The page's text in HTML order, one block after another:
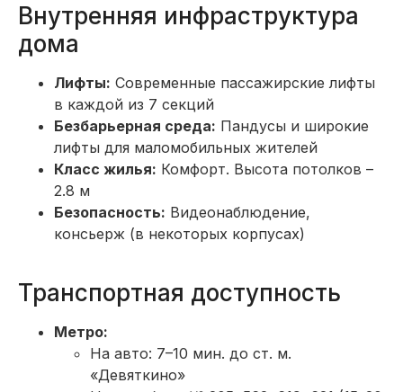
Внутренняя инфраструктура
дома
Лифты: Современные пассажирские лифты
в каждой из 7 секций
Безбарьерная среда: Пандусы и широкие
лифты для маломобильных жителей
Класс жилья: Комфорт. Высота потолков –
2.8 м
Безопасность: Видеонаблюдение,
консьерж (в некоторых корпусах)
Транспортная доступность
Метро:
На авто: 7–10 мин. до ст. м.
«Девяткино»